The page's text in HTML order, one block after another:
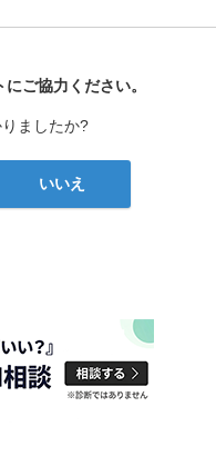
ご協力ください。
ましたか?
いいえ